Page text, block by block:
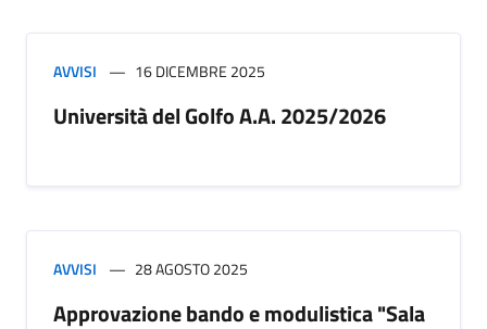
AVVISI 16 DICEMBRE 2025
Università del Golfo A.A. 2025/2026
AVVISI 28 AGOSTO 2025
Approvazione bando e modulistica "Sala